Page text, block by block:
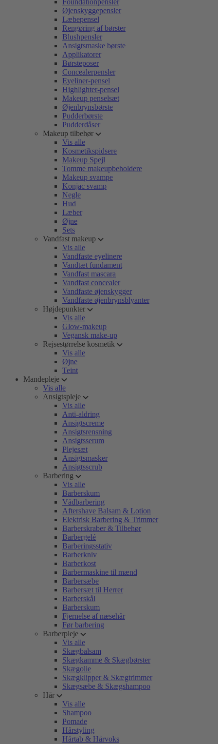
Foundationpensler
Øjenskyggepensler
Læbepensel
Rengøring af børster
Blushpensler
Ansigtsmaske børste
Applikatorer
Børsteposer
Concealerpensler
Eyeliner-pensel
Highlighter-pensel
Makeup penselsæt
Øjenbrynsbørste
Pudderbørste
Pudderdåser
Makeup tilbehør
Vis alle
Kosmetikspidsere
Makeup Spejl
Tomme makeupbeholdere
Makeup svampe
Konjac svamp
Negle
Hud
Læber
Øjne
Sets
Vandfast makeup
Vis alle
Vandfaste eyelinere
Vandtæt fundament
Vandfast mascara
Vandfast concealer
Vandfaste øjenskygger
Vandfaste øjenbrynsblyanter
Højdepunkter
Vis alle
Glow-makeup
Vegansk make-up
Rejsestørrelse kosmetik
Vis alle
Øjne
Teint
Mandepleje
Vis alle
Ansigtspleje
Vis alle
Anti-aldring
Ansigtscreme
Ansigtsrensning
Ansigtsserum
Plejesæt
Ansigtsmasker
Ansigtsscrub
Barbering
Vis alle
Barberskum
Vådbarbering
Aftershave Balsam & Lotion
Elektrisk Barbering & Trimmer
Barberskraber & Tilbehør
Barbergelé
Barberingsstativ
Barberkniv
Barberkost
Barbermaskine til mænd
Barbersæbe
Barbersæt til Herrer
Barberskål
Barberskum
Fjernelse af næsehår
Før barbering
Barberpleje
Vis alle
Skægbalsam
Skægkamme & Skægbørster
Skægolie
Skægklipper & Skægtrimmer
Skægsæbe & Skægshampoo
Hår
Vis alle
Shampoo
Pomade
Hårstyling
Hårtab & Hårvoks